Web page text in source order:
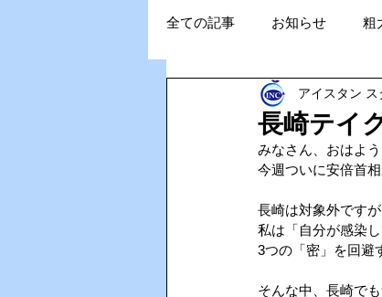
全ての記事 お知らせ 粗
ステライザ 感染対策
ポータブル蓄電池 ガソ
TOPお知らせ Vファー
長崎テイ
アイスタン ス
みなさん、おはよう
今週ついに安倍首
長崎は対象外です
私は「自分が感染
3つの「密」を回避
そんな中、長崎で